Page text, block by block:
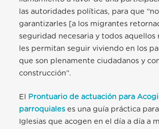
las autoridades políticas, para que
garantizarles [a los migrantes
seguridad necesaria y todos aquellos
les permitan seguir viviendo en los
que son plenamente ciudadanos y
construcción”.
El
Prontuario de actuación para
parroquiales es una guía práctica
Iglesias que acogen en el día a día a